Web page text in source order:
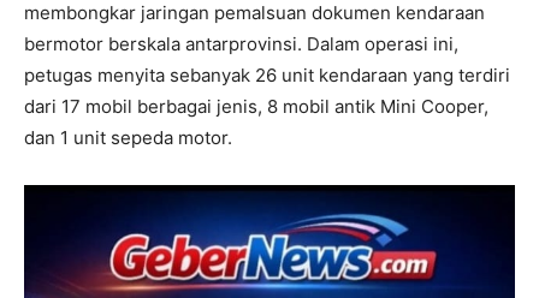
membongkar jaringan pemalsuan dokumen kendaraan
bermotor berskala antarprovinsi. Dalam operasi ini,
petugas menyita sebanyak 26 unit kendaraan yang terdiri
dari 17 mobil berbagai jenis, 8 mobil antik Mini Cooper,
dan 1 unit sepeda motor.